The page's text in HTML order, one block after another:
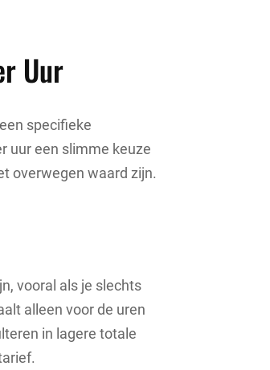
Uur
specifieke
uur een slimme keuze
overwegen waard zijn.
vooral als je slechts
alleen voor de uren
in lagere totale